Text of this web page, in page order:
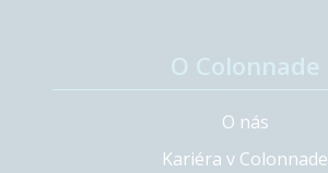
O nás
Kariéra v Colonnade